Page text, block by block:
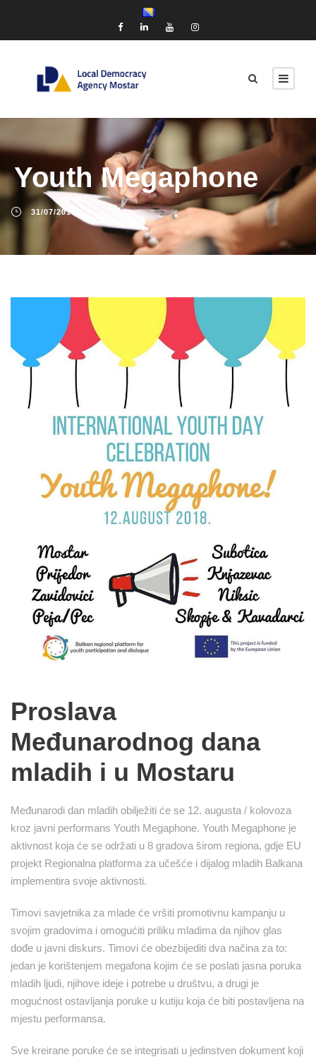
Youth Megaphone
31/07/2018
Proslava
Međunarodnog dana
mladih i u Mostaru
Međunarodi dan mladih obilježiti će se 12. augusta / kolovoza
kroz javni performans Youth Megaphone. Youth Megaphone je
aktivnost koja će se održati u 8 gradova širom regiona, gdje EU
projekt Regionalna platforma za učešće i dijalog mladih Balkana
implementira svoje aktivnosti.
Timovi savjetnika za mlade će vršiti promotivnu kampanju u
svojim gradovima i omogućiti priliku mladima da njihov glas
dođe u javni diskurs. Timovi će obezbijediti dva načina za to:
jedan je korištenjem megafona kojim će se poslati jasna poruka
mladih ljudi, njihove ideje i potrebe u društvu, a drugi je
mogućnost ostavljanja poruke u kutiju koja će biti postavljena na
mjestu performansa.
Sve kreirane poruke će se integrisati u jedinstven dokument koji